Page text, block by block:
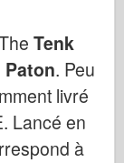
Tenk
Paton. Peu
livré
Lancé en
à